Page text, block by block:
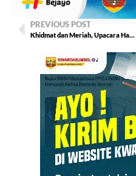
PREVIOUS POST
Khidmat dan Meriah, Upacara Hari Pramuka ke-64 di Kwarcab Empat Lawang